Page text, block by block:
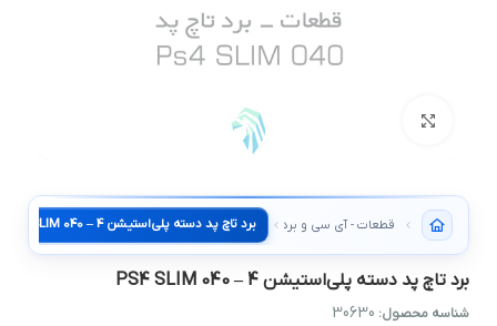
قطعات - آی سی و برد دسته PlayStationبرد تاچ پد دسته پلی‌استیشن 4 – PS4 SLIM 040
برد تاچ پد دسته پلی‌استیشن 4 – PS4 SLIM 040
شناسه محصول: 30630